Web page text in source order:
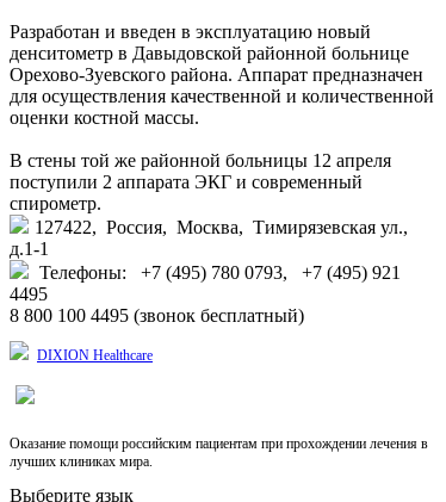
Разработан и введен в эксплуатацию новый
денситометр в Давыдовской районной больнице
Орехово-Зуевского района. Аппарат предназначен
для осуществления качественной и количественной
оценки костной массы.
В стены той же районной больницы 12 апреля
поступили 2 аппарата ЭКГ и современный
спирометр.
127422, Россия, Москва, Тимирязевская ул.,
д.1-1
Телефоны: +7 (495) 780 0793, +7 (495) 921
4495
8 800 100 4495 (звонок бесплатный)
DIXION Healthcare
Оказание помощи российским пациентам при прохождении лечения в
лучших клиниках мира.
Выберите язык